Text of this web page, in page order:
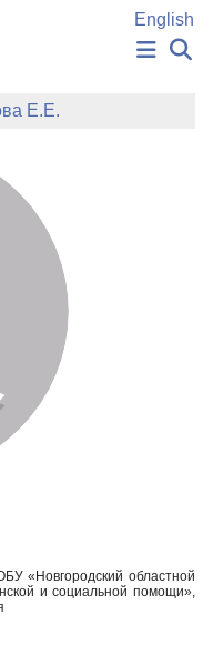
English
Е.Е.
«Новгородский областной
и социальной помощи»,